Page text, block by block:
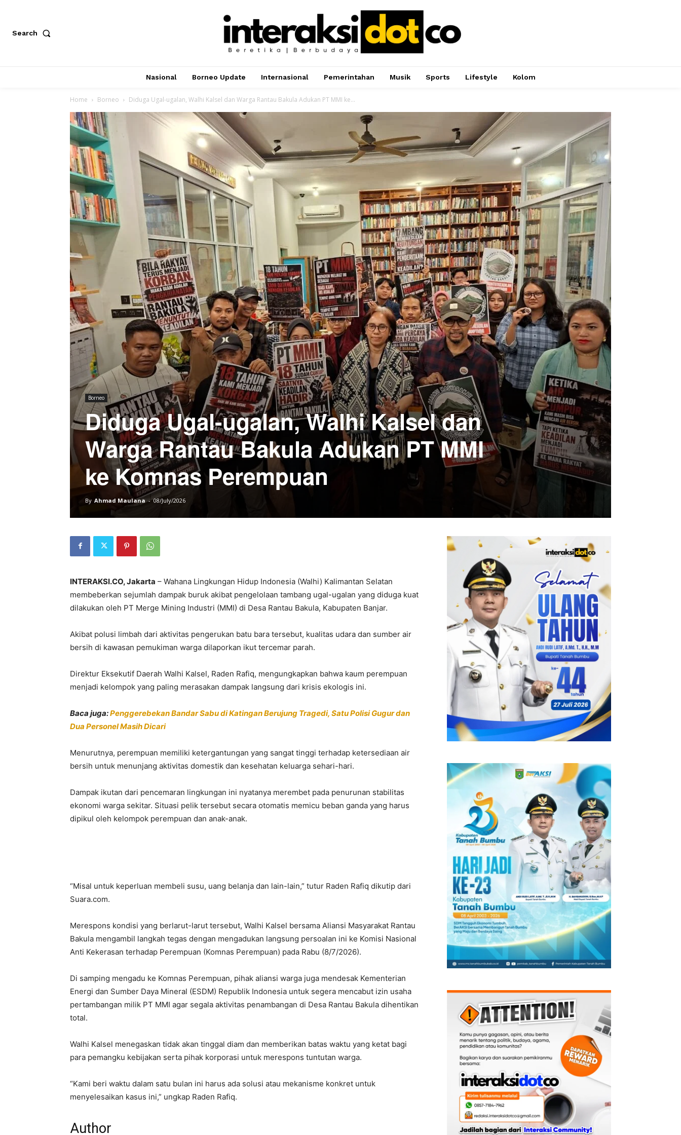
Search
Nasional Borneo Update Internasional Pemerintahan Musik Sports Lifestyle Kolom
Home Borneo Diduga Ugal-ugalan, Walhi Kalsel dan Warga Rantau Bakula Adukan PT MMI ke...
Borneo
Diduga Ugal-ugalan, Walhi Kalsel dan
Warga Rantau Bakula Adukan PT MMI
ke Komnas Perempuan
By Ahmad Maulana - 08/July/2026
INTERAKSI.CO, Jakarta – Wahana Lingkungan Hidup Indonesia (Walhi) Kalimantan Selatan
membeberkan sejumlah dampak buruk akibat pengelolaan tambang ugal-ugalan yang diduga kuat
dilakukan oleh PT Merge Mining Industri (MMI) di Desa Rantau Bakula, Kabupaten Banjar.
Akibat polusi limbah dari aktivitas pengerukan batu bara tersebut, kualitas udara dan sumber air
bersih di kawasan pemukiman warga dilaporkan ikut tercemar parah.
​Direktur Eksekutif Daerah Walhi Kalsel, Raden Rafiq, mengungkapkan bahwa kaum perempuan
menjadi kelompok yang paling merasakan dampak langsung dari krisis ekologis ini.
Baca juga:Penggerebekan Bandar Sabu di Katingan Berujung Tragedi, Satu Polisi Gugur dan
Dua Personel Masih Dicari
Menurutnya, perempuan memiliki ketergantungan yang sangat tinggi terhadap ketersediaan air
bersih untuk menunjang aktivitas domestik dan kesehatan keluarga sehari-hari.
​Dampak ikutan dari pencemaran lingkungan ini nyatanya merembet pada penurunan stabilitas
ekonomi warga sekitar. Situasi pelik tersebut secara otomatis memicu beban ganda yang harus
dipikul oleh kelompok perempuan dan anak-anak.
“Misal untuk keperluan membeli susu, uang belanja dan lain-lain,” tutur Raden Rafiq dikutip dari
Suara.com.
​Merespons kondisi yang berlarut-larut tersebut, Walhi Kalsel bersama Aliansi Masyarakat Rantau
Bakula mengambil langkah tegas dengan mengadukan langsung persoalan ini ke Komisi Nasional
Anti Kekerasan terhadap Perempuan (Komnas Perempuan) pada Rabu (8/7/2026).
Di samping mengadu ke Komnas Perempuan, pihak aliansi warga juga mendesak Kementerian
Energi dan Sumber Daya Mineral (ESDM) Republik Indonesia untuk segera mencabut izin usaha
pertambangan milik PT MMI agar segala aktivitas penambangan di Desa Rantau Bakula dihentikan
total.
​Walhi Kalsel menegaskan tidak akan tinggal diam dan memberikan batas waktu yang ketat bagi
para pemangku kebijakan serta pihak korporasi untuk merespons tuntutan warga.
“Kami beri waktu dalam satu bulan ini harus ada solusi atau mekanisme konkret untuk
menyelesaikan kasus ini,” ungkap Raden Rafiq.
Author